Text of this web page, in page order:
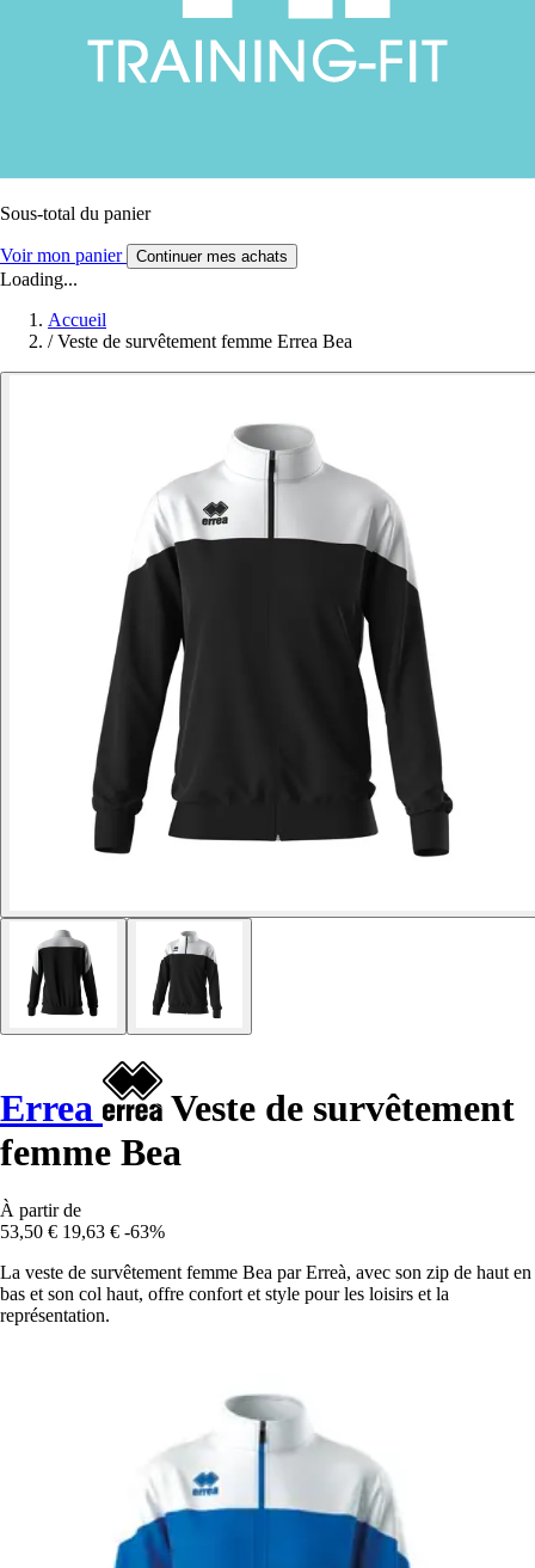
Sous-total du panier
Voir mon panier Continuer mes achats
Loading...
Accueil
/ Veste de survêtement femme Errea Bea
Errea
Veste de survêtement
femme Bea
À partir de
53,50 € 19,63 € -63%
La veste de survêtement femme Bea par Erreà, avec son zip de haut en
bas et son col haut, offre confort et style pour les loisirs et la
représentation.